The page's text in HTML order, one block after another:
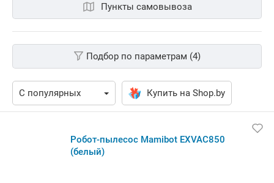
Пункты самовывоза
Подбор по параметрам (4)
Купить на Shop.by